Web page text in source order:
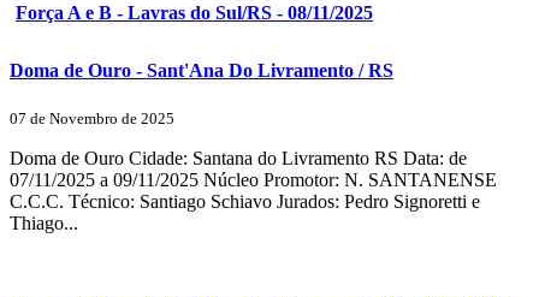
Força A e B - Lavras do Sul/RS - 08/11/2025
Doma de Ouro - Sant'Ana Do Livramento / RS
07 de Novembro de 2025
Doma de Ouro Cidade: Santana do Livramento RS Data: de
07/11/2025 a 09/11/2025 Núcleo Promotor: N. SANTANENSE
C.C.C. Técnico: Santiago Schiavo Jurados: Pedro Signoretti e
Thiago...